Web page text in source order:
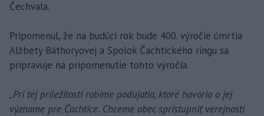
Čechvala.
Pripomenul, že na budúci rok bude 400. výročie úmrtia
Alžbety Báthoryovej a Spolok Čachtického ringu sa
pripravuje na pripomenutie tohto výročia.
„Pri tej príležitosti robíme podujatia, ktoré hovoria o jej
význame pre Čachtice. Chceme obec sprístupniť verejnosti